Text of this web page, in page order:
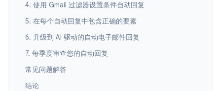
4. 使用 Gmail 过滤器设置条件自动回复
5. 在每个自动回复中包含正确的要素
6. 升级到 AI 驱动的自动电子邮件回复
7. 每季度审查您的自动回复
常见问题解答
结论